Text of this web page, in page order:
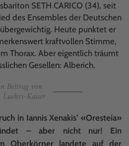
SETH CARICO (34), seit
des Ensembles der Deutschen
Heute punktet er
kraftvollen Stimme,
Thorax. Aber eigentlich träumt
Gesellen: Alberich.
Beitrag von
Kaiser
in Iannis Xenakis’ «Oresteia»
– aber nicht nur! Ein
Oberkörper landete auf der